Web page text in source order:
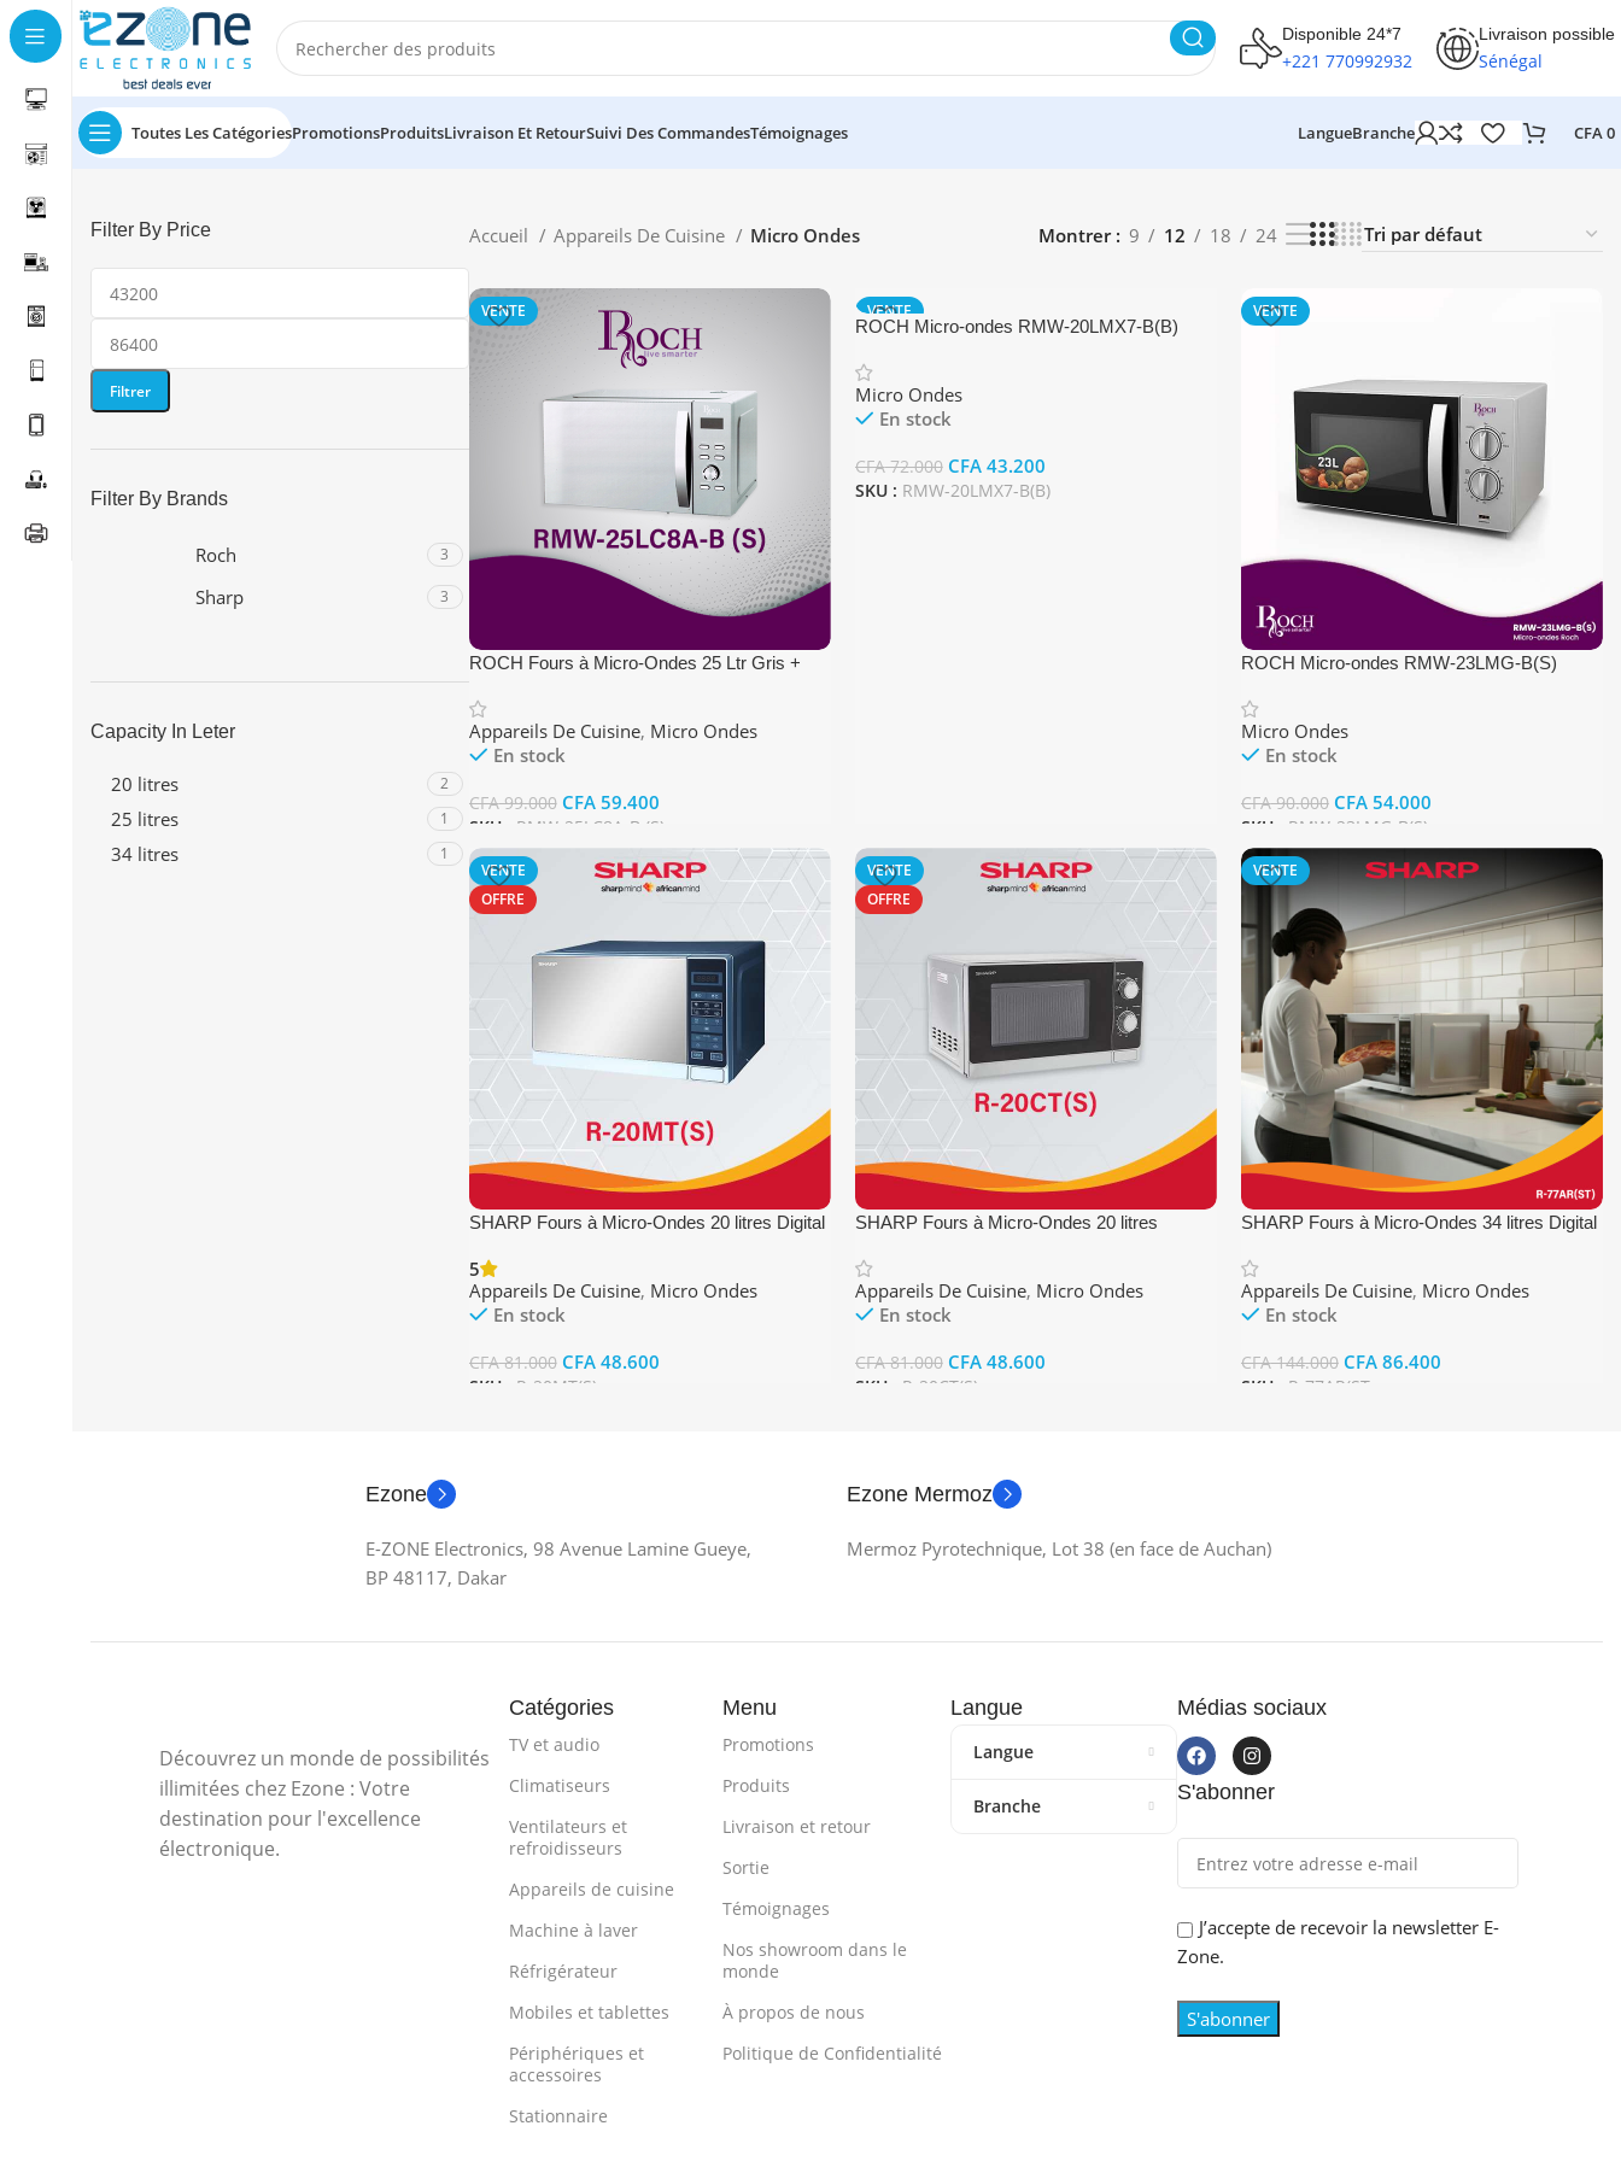
Disponible 24*7
+221 770992932
Livraison possible
Sénégal
Toutes Les CatégoriesPromotionsProduitsLivraison Et RetourSuivi Des CommandesTémoignages LangueBranche CFA 0
Filter By Price
Filtrer
Filter By Brands
Roch 3
Sharp 3
Capacity In Leter
20 litres 2
25 litres 1
34 litres 1
Accueil Appareils De Cuisine Micro Ondes Montrer 9 12 18 24
VENTE
ROCH Fours à Micro-Ondes 25 Ltr Gris +
Grill
Appareils De Cuisine, Micro Ondes
En stock
CFA99.000 CFA59.400
SKU : RMW-25LC8A-B (S)
Ajouter Au Panier
VENTE
ROCH Micro-ondes RMW-20LMX7-B(B)
Micro Ondes
En stock
CFA72.000 CFA43.200
SKU : RMW-20LMX7-B(B)
VENTE
ROCH Micro-ondes RMW-23LMG-B(S)
Micro Ondes
En stock
CFA90.000 CFA54.000
SKU : RMW-23LMG-B(S)
Ajouter Au Panier
VENTE
OFFRE
SHARP Fours à Micro-Ondes 20 litres Digital
5
Appareils De Cuisine, Micro Ondes
En stock
CFA81.000 CFA48.600
SKU : R-20MT(S)
VENTE
OFFRE
SHARP Fours à Micro-Ondes 20 litres
Appareils De Cuisine, Micro Ondes
En stock
CFA81.000 CFA48.600
SKU : R-20CT(S)
VENTE
SHARP Fours à Micro-Ondes 34 litres Digital
Appareils De Cuisine, Micro Ondes
En stock
CFA144.000 CFA86.400
SKU : R-77AR(ST
Ezone
E-ZONE Electronics, 98 Avenue Lamine Gueye,
BP 48117, Dakar
Ezone Mermoz
Mermoz Pyrotechnique, Lot 38 (en face de Auchan)
Découvrez un monde de possibilités
illimitées chez Ezone : Votre
destination pour l'excellence
électronique.
Catégories
TV et audio
Climatiseurs
Ventilateurs et
refroidisseurs
Appareils de cuisine
Machine à laver
Réfrigérateur
Mobiles et tablettes
Périphériques et
accessoires
Stationnaire
Menu
Promotions
Produits
Livraison et retour
Sortie
Témoignages
Nos showroom dans le
monde
À propos de nous
Politique de Confidentialité
Langue
Langue
Branche
Médias sociaux
S'abonner
J’accepte de recevoir la newsletter E-
Zone.